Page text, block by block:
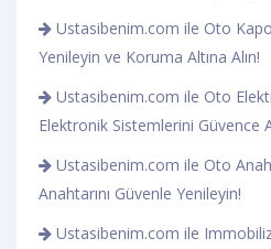
Ustasibenim.com ile Oto
Yenileyin ve Koruma Altına Alın!
Ustasibenim.com ile Oto
Elektronik Sistemlerini Güvence
Ustasibenim.com ile Oto
Anahtarını Güvenle Yenileyin!
Ustasibenim.com ile